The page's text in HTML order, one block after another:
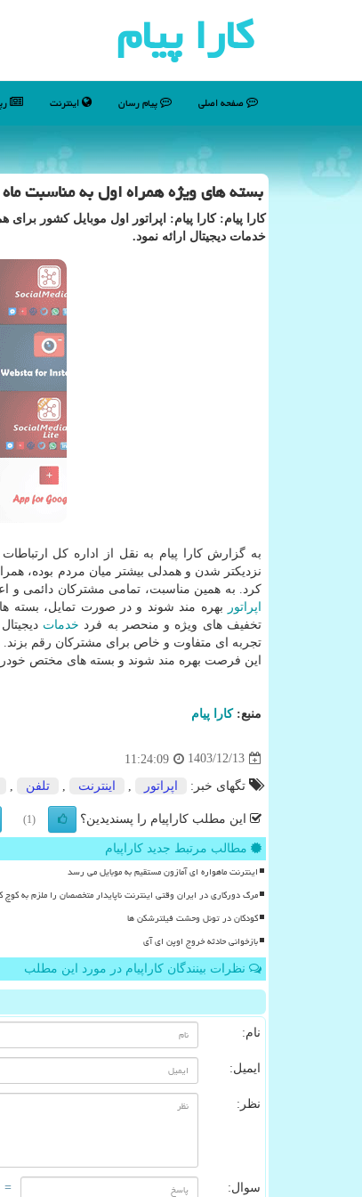
كارا پیام
صفحه اصلی پیام رسان اینترنت
بسته های ویژه همراه اول به مناسبت
کارا پیام: کارا پیام: اپراتور اول موبایل کشور
خدمات دیجیتال ارائه نمود.
به گزارش کارا پیام به نقل از اداره کل
نزدیکتر شدن و همدلی بیشتر میان مردم بوده،
کرد. به همین مناسبت، تمامی مشترکان دائمی و اعتباری همراه اول می
اپراتور
بهره مند شوند و در صورت تمایل، بسته
تخفیف های ویژه و منحصر به فرد خدمات
تجربه ای متفاوت و خاص برای مشترکان رقم بزند.
این فرصت بهره مند شوند و بسته های مختص خودرا
منبع:كارا پیام
1403/12/13
11:24:09
تگهای خبر: اپراتور اینترنت تلفن
این مطلب کاراپیام را پسندیدین؟ (1)
مطالب مرتبط جدید کاراپیام
اینترنت ماهواره ای آمازون مستقیم به موبایل می رسد
مرگ دورکاری در ایران وقتی اینترنت ناپایدار متخصصان را ملزم به کوچ
کودکان در تونل وحشت فیلترشکن ها
بازخوانی حادثه خروج اوپن ای آی
نظرات بینندگان کاراپیام در مورد این مطلب
نام:
ایمیل:
نظر:
سوال: = ۱ بعلاوه ۵